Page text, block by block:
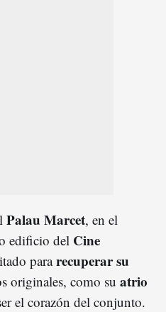
Palau Marcet, en el
edificio del Cine
pararecuperar su
originales, como su atrio
el corazón del conjunto.